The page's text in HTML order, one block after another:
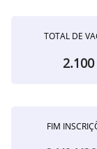
TOTAL DE
2.100
FIM